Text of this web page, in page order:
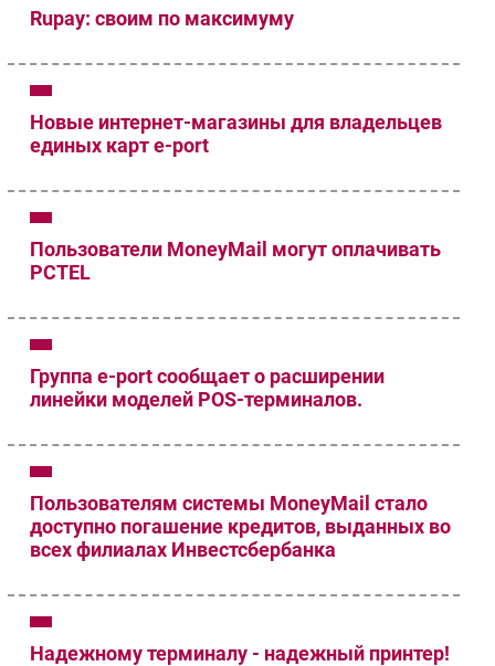
Каталог компаний
Rupay: своим по максимуму
Новые интернет-магазины для владельцев
единых карт e-port
Пользователи MoneyMail могут оплачивать
PCTEL
Группа e-port сообщает о расширении
линейки моделей POS-терминалов.
Пользователям системы MoneyMail стало
доступно погашение кредитов, выданных во
всех филиалах Инвестсбербанка
Надежному терминалу - надежный принтер!